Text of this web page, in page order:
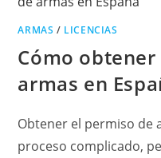
ARMAS / LICENCIAS
Cómo
armas en
Obtener el permiso de
proceso complicado,